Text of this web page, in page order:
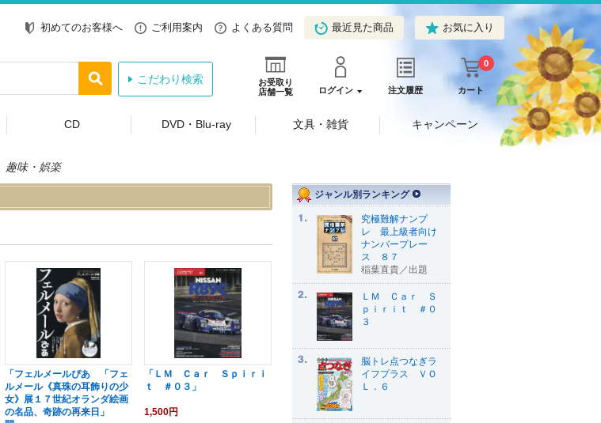
初めてのお客様へ ご利用案内 よくある質問 最近見た商品 お気に入り
お受取り
店舗一覧
ログイン 注文履歴 カート
0
こだわり検索
CD DVD・Blu-ray 文具・雑貨 キャンペーン
趣味・娯楽
「フェルメールぴあ 「フェ
ルメール《真珠の耳飾りの少
女》展１７世紀オランダ絵画
の名品、奇跡の再来日」
「ＬＭ Ｃａｒ Ｓｐｉｒｉ
ｔ ＃０３」
1,500円
ジャンル別ランキング
究極難解ナンプ
レ 最上級者向け
ナンバープレー
ス ８７
稲葉直貴／出題
ＬＭ Ｃａｒ Ｓ
ｐｉｒｉｔ ＃０
３
脳トレ点つなぎラ
イフプラス ＶＯ
Ｌ．６